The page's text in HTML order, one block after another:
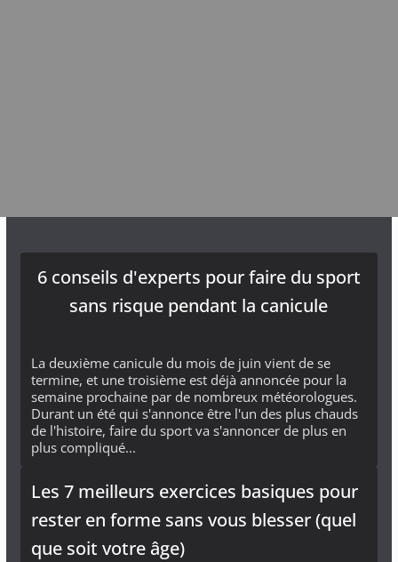
6 conseils d'experts pour faire du sport
sans risque pendant la canicule
La deuxième canicule du mois de juin vient de se
termine, et une troisième est déjà annoncée pour la
semaine prochaine par de nombreux météorologues.
Durant un été qui s'annonce être l'un des plus chauds
de l'histoire, faire du sport va s'annoncer de plus en
plus compliqué...
Les 7 meilleurs exercices basiques pour
rester en forme sans vous blesser (quel
que soit votre âge)